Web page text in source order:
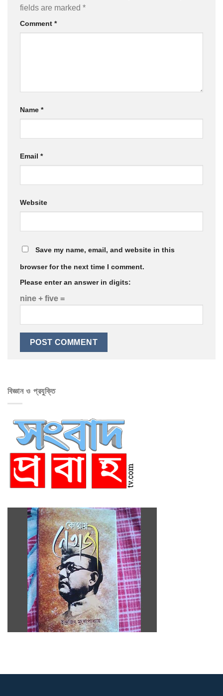
fields are marked *
Comment *
Name *
Email *
Website
Save my name, email, and website in this
browser for the next time I comment.
Please enter an answer in digits:
nine + five =
বিজ্ঞান ও প্রযুক্তি